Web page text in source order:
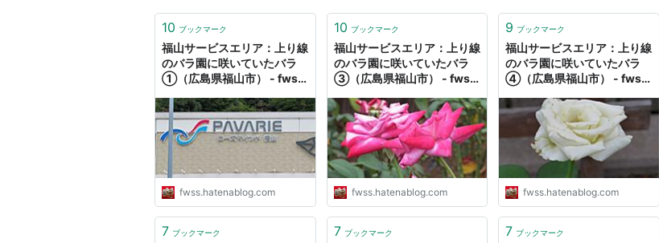
10 ブックマーク
福山サービスエリア：上り線
のバラ園に咲いていたバラ
①（広島県福山市） - fwss
fwss.hatenablog.com
10 ブックマーク
福山サービスエリア：上り線
のバラ園に咲いていたバラ
③（広島県福山市） - fwss
fwss.hatenablog.com
9 ブックマーク
福山サービスエリア：上り線
のバラ園に咲いていたバラ
④（広島県福山市） - fwss
fwss.hatenablog.com
7 ブックマーク 7 ブックマーク 7 ブックマーク